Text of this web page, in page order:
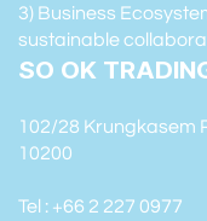
3) Business
sustainable
SO OK
102/28 Krungkasem
10200
Tel : +66 2 227 0977